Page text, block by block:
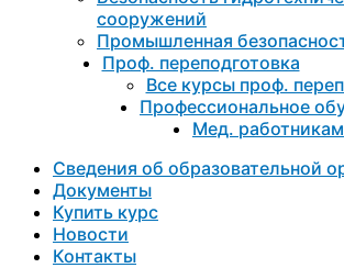
сооружений
Промышленная
Проф. переподготовка
Все курсы проф.
Профессиональное
Мед. работникам
Сведения об образовательной
Документы
Купить курс
Новости
Контакты